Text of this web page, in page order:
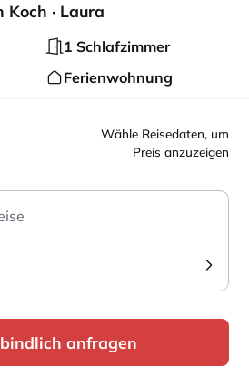
· Laura
1 Schlafzimmer
Ferienwohnung
Wähle Reisedaten, um
Preis anzuzeigen
anfragen